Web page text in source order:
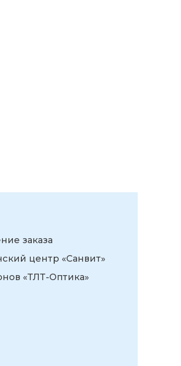
заказа
центр «Санвит»
«ТЛТ-Оптика»